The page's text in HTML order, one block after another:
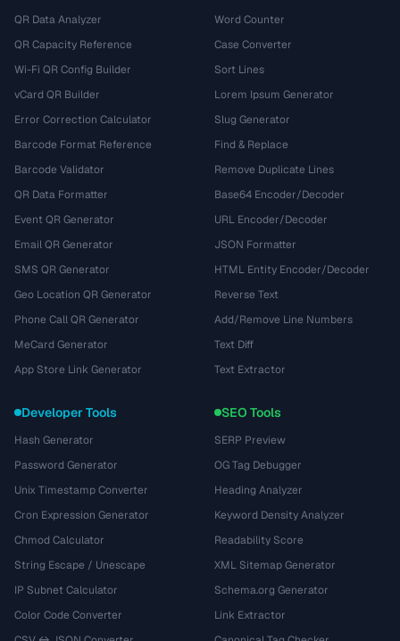
QR Data Analyzer
QR Capacity Reference
Wi-Fi QR Config Builder
vCard QR Builder
Error Correction Calculator
Barcode Format Reference
Barcode Validator
QR Data Formatter
Event QR Generator
Email QR Generator
SMS QR Generator
Geo Location QR Generator
Phone Call QR Generator
MeCard Generator
App Store Link Generator
Word Counter
Case Converter
Sort Lines
Lorem Ipsum Generator
Slug Generator
Find & Replace
Remove Duplicate Lines
Base64 Encoder/Decoder
URL Encoder/Decoder
JSON Formatter
HTML Entity Encoder/Decoder
Reverse Text
Add/Remove Line Numbers
Text Diff
Text Extractor
Developer Tools
Hash Generator
Password Generator
Unix Timestamp Converter
Cron Expression Generator
Chmod Calculator
String Escape / Unescape
IP Subnet Calculator
Color Code Converter
SEO Tools
SERP Preview
OG Tag Debugger
Heading Analyzer
Keyword Density Analyzer
Readability Score
XML Sitemap Generator
Schema.org Generator
Link Extractor